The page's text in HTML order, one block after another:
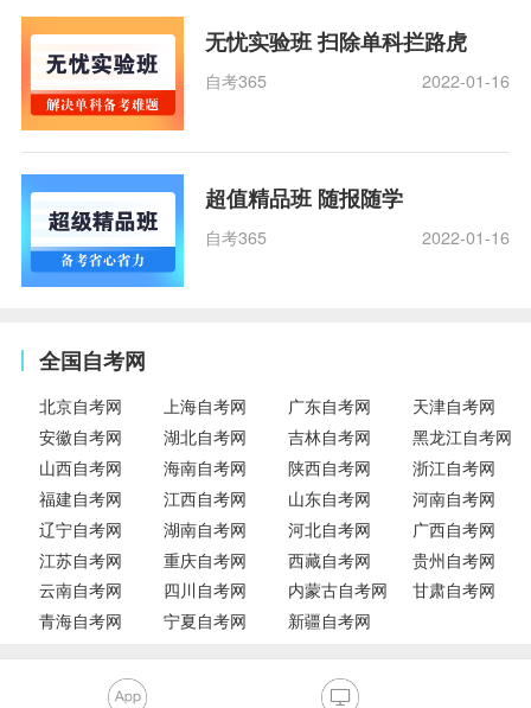
无忧实验班 扫除单科拦路虎
自考365 2022-01-16
超值精品班 随报随学
自考365 2022-01-16
全国自考网
北京自考网 上海自考网 广东自考网
天津自考网
安徽自考网
湖北自考网 吉林自考网
黑龙江自考网
山西自考网
海南自考网 陕西自考网
浙江自考网
福建自考网
江西自考网 山东自考网
河南自考网
辽宁自考网
湖南自考网 河北自考网
广西自考网
江苏自考网
重庆自考网 西藏自考网
贵州自考网
云南自考网
四川自考网 内蒙古自考网
甘肃自考网
青海自考网
宁夏自考网 新疆自考网